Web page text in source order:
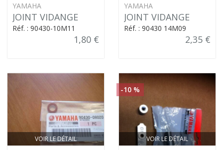
YAMAHA
JOINT VIDANGE
Réf. : 90430-10M11
1,80 €
YAMAHA
JOINT VIDANGE
Réf. : 90430 14M09
2,35 €
VOIR LE DÉTAIL VOIR LE DÉTAIL
-10 %